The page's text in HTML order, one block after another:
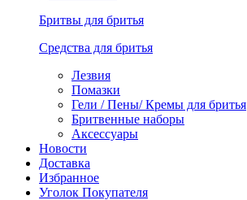
Бритвы для бритья
Средства для бритья
Лезвия
Помазки
Гели / Пены/ Кремы для бритья
Бритвенные наборы
Аксессуары
Новости
Доставка
Избранное
Уголок Покупателя